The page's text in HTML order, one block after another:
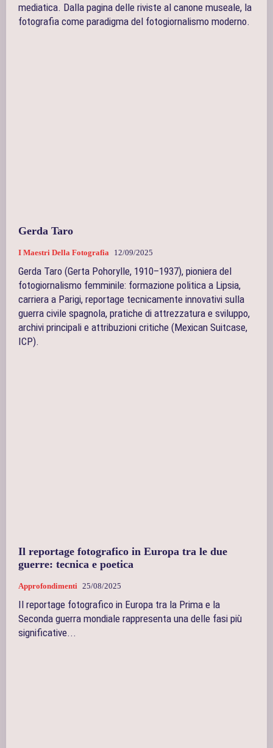
mediatica. Dalla pagina delle riviste al canone museale, la
fotografia come paradigma del fotogiornalismo moderno.
Gerda Taro
I Maestri Della Fotografia 12/09/2025
Gerda Taro (Gerta Pohorylle, 1910–1937), pioniera del
fotogiornalismo femminile: formazione politica a Lipsia,
carriera a Parigi, reportage tecnicamente innovativi sulla
guerra civile spagnola, pratiche di attrezzatura e sviluppo,
archivi principali e attribuzioni critiche (Mexican Suitcase,
ICP).
Il reportage fotografico in Europa tra le due
guerre: tecnica e poetica
Approfondimenti 25/08/2025
Il reportage fotografico in Europa tra la Prima e la
Seconda guerra mondiale rappresenta una delle fasi più
significative...